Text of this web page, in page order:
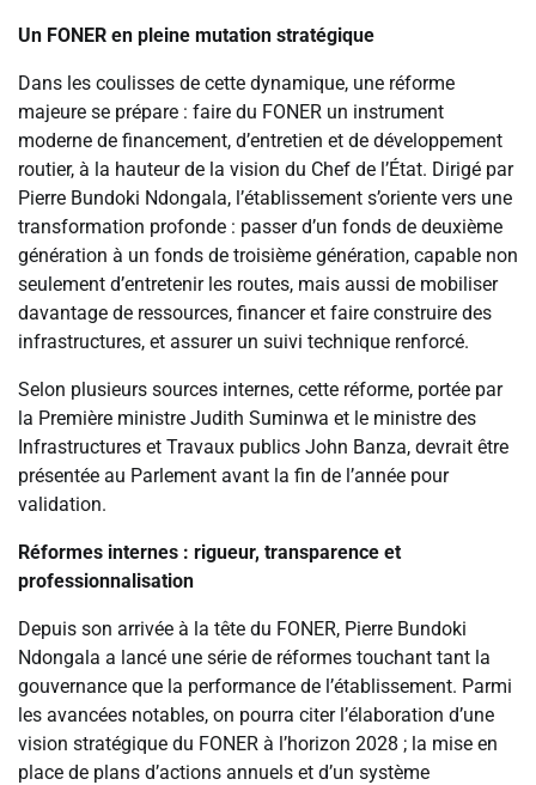
Un FONER en pleine mutation stratégique
Dans les coulisses de cette dynamique, une réforme
majeure se prépare : faire du FONER un instrument
moderne de financement, d’entretien et de développement
routier, à la hauteur de la vision du Chef de l’État. Dirigé par
Pierre Bundoki Ndongala, l’établissement s’oriente vers une
transformation profonde : passer d’un fonds de deuxième
génération à un fonds de troisième génération, capable non
seulement d’entretenir les routes, mais aussi de mobiliser
davantage de ressources, financer et faire construire des
infrastructures, et assurer un suivi technique renforcé.
Selon plusieurs sources internes, cette réforme, portée par
la Première ministre Judith Suminwa et le ministre des
Infrastructures et Travaux publics John Banza, devrait être
présentée au Parlement avant la fin de l’année pour
validation.
Réformes internes : rigueur, transparence et
professionnalisation
Depuis son arrivée à la tête du FONER, Pierre Bundoki
Ndongala a lancé une série de réformes touchant tant la
gouvernance que la performance de l’établissement. Parmi
les avancées notables, on pourra citer l’élaboration d’une
vision stratégique du FONER à l’horizon 2028 ; la mise en
place de plans d’actions annuels et d’un système